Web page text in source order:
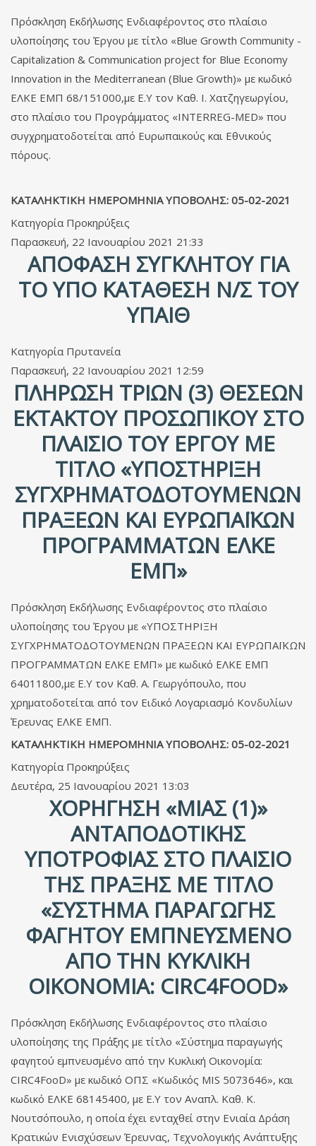
Πρόσκληση Εκδήλωσης Ενδιαφέροντος στο πλαίσιο
υλοποίησης του Έργου με τίτλο «Blue Growth Community -
Capitalization & Communication project for Blue Economy
Innovation in the Mediterranean (Blue Growth)» με κωδικό
ΕΛΚΕ ΕΜΠ 68/151000,με Ε.Υ τον Καθ. Ι. Χατζηγεωργίου,
στο πλαίσιο του Προγράμματος «INTERREG-MED» που
συγχρηματοδοτείται από Ευρωπαικούς και Εθνικούς
πόρους.
ΚΑΤΑΛΗΚΤΙΚΗ ΗΜΕΡΟΜΗΝΙΑ ΥΠΟΒΟΛΗΣ: 05-02-2021
Κατηγορία Προκηρύξεις
Παρασκευή, 22 Ιανουαρίου 2021 21:33
AΠΌΦΑΣΗ ΣΥΓΚΛΉΤΟΥ ΓΙΑ
ΤΟ ΥΠΌ ΚΑΤΆΘΕΣΗ Ν/Σ ΤΟΥ
ΥΠΑΙΘ
Κατηγορία Πρυτανεία
Παρασκευή, 22 Ιανουαρίου 2021 12:59
ΠΛΉΡΩΣΗ ΤΡΙΏΝ (3) ΘΈΣΕΩΝ
ΈΚΤΑΚΤΟΥ ΠΡΟΣΩΠΙΚΟΎ ΣΤΟ
ΠΛΑΊΣΙΟ ΤΟΥ ΈΡΓΟΥ ΜΕ
ΤΊΤΛΟ «ΥΠΟΣΤΗΡΙΞΗ
ΣΥΓΧΡΗΜΑΤΟΔΟΤΟΥΜΕΝΩΝ
ΠΡΑΞΕΩΝ ΚΑΙ ΕΥΡΩΠΑΪΚΩΝ
ΠΡΟΓΡΑΜΜΑΤΩΝ ΕΛΚΕ
ΕΜΠ»
Πρόσκληση Εκδήλωσης Ενδιαφέροντος στο πλαίσιο
υλοποίησης του Έργου με «ΥΠΟΣΤΗΡΙΞΗ
ΣΥΓΧΡΗΜΑΤΟΔΟΤΟΥΜΕΝΩΝ ΠΡΑΞΕΩΝ ΚΑΙ ΕΥΡΩΠΑΪΚΩΝ
ΠΡΟΓΡΑΜΜΑΤΩΝ ΕΛΚΕ ΕΜΠ» με κωδικό ΕΛΚΕ ΕΜΠ
64011800,με Ε.Υ τον Καθ. Α. Γεωργόπουλο, που
χρηματοδοτείται από τον Ειδικό Λογαριασμό Κονδυλίων
Έρευνας ΕΛΚΕ ΕΜΠ.
ΚΑΤΑΛΗΚΤΙΚΗ ΗΜΕΡΟΜΗΝΙΑ ΥΠΟΒΟΛΗΣ: 05-02-2021
Κατηγορία Προκηρύξεις
Δευτέρα, 25 Ιανουαρίου 2021 13:03
ΧΟΡΉΓΗΣΗ «ΜΊΑΣ (1)»
ΑΝΤΑΠΟΔΟΤΙΚΉΣ
ΥΠΟΤΡΟΦΊΑΣ ΣΤΟ ΠΛΑΊΣΙΟ
ΤΗΣ ΠΡΆΞΗΣ ΜΕ ΤΊΤΛΟ
«ΣΎΣΤΗΜΑ ΠΑΡΑΓΩΓΉΣ
ΦΑΓΗΤΟΎ ΕΜΠΝΕΥΣΜΈΝΟ
ΑΠΌ ΤΗΝ ΚΥΚΛΙΚΉ
ΟΙΚΟΝΟΜΊΑ: CIRC4FOOD»
Πρόσκληση Εκδήλωσης Ενδιαφέροντος στο πλαίσιο
υλοποίησης της Πράξης με τίτλο «Σύστημα παραγωγής
φαγητού εμπνευσμένο από την Κυκλική Οικονομία:
CIRC4FooD» με κωδικό ΟΠΣ «Κωδικός MIS 5073646», και
κωδικό ΕΛΚΕ 68145400, με Ε.Υ τον Αναπλ. Καθ. Κ.
Νουτσόπουλο, η οποία έχει ενταχθεί στην Ενιαία Δράση
Κρατικών Ενισχύσεων Έρευνας, Τεχνολογικής Ανάπτυξης